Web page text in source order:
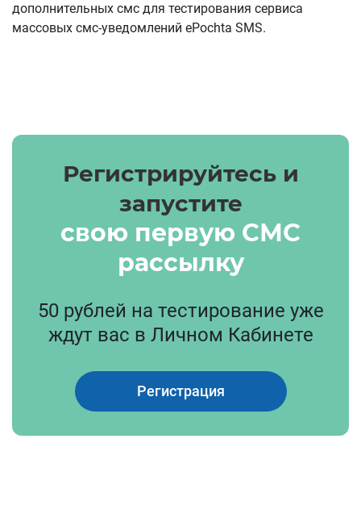
дополнительных смс для тестирования сервиса
массовых смс-уведомлений ePochta SMS.
Регистрируйтесь и
запустите
свою первую СМС
рассылку
50 рублей на тестирование уже
ждут вас в Личном Кабинете
Регистрация